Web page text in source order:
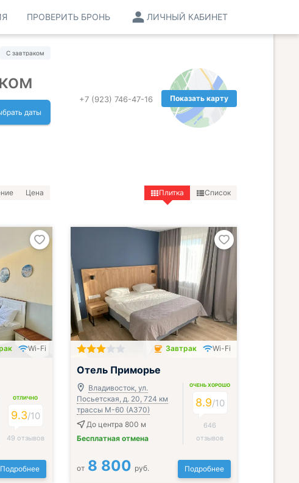
ЛИЧНЫЙ КАБИНЕТ
ПРОВЕРИТЬ БРОНЬ
С завтраком
Показать карту
+7 (923) 746-47-16
даты
Цена Плитка Список
Wi-Fi
ОТЛИЧНО
9.3/10
49 отзывов
Подробнее
Завтрак включён
Завтрак Wi-Fi
Отель Приморье
Владивосток, ул.
Посьетская, д. 20, 724 км
трассы М-60 (А370)
До центра 800 м
Бесплатная отмена
ОЧЕНЬ ХОРОШО
8.9/10
646
отзывов
от 8 800 руб. Подробнее